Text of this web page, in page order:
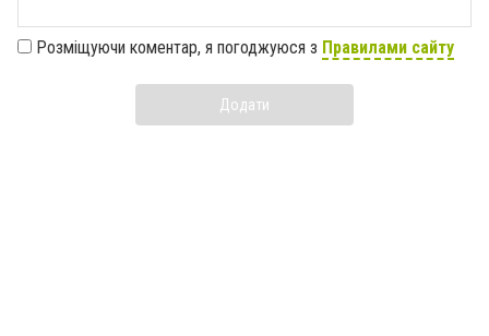
Розміщуючи коментар, я погоджуюся з Правилами сайту
Додати